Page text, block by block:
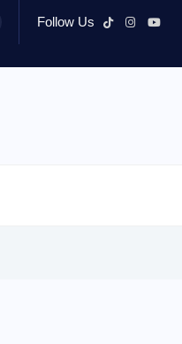
Follow Us